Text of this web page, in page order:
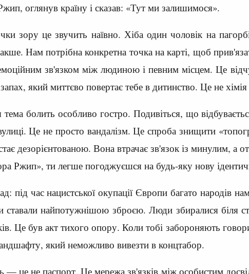
оглянув країну і сказав: «Тут ми залишимося».
зору це звучить наївно. Хіба один чоловік на
Нам потрібна конкретна точка на карті, щоб
зв'язком між людиною і певним місцем. Це
який миттєво повертає тебе в дитинство. Це не хімія
болить особливо гостро. Подивіться, що
Це не просто вандалізм. Це спроба знищити
дезорієнтованою. Вона втрачає зв'язок із минулим,
Ржип», ти легше погоджуєшся на будь-яку нову
під час нацистської окупації Європи багато народів
ставали найпотужнішою зброєю. Люди збиралися біля
Це був акт тихого опору. Коли тобі забороняють
який неможливо вивезти в концтабор.
— це не паспорт. Це мережа зв'язків між особистим